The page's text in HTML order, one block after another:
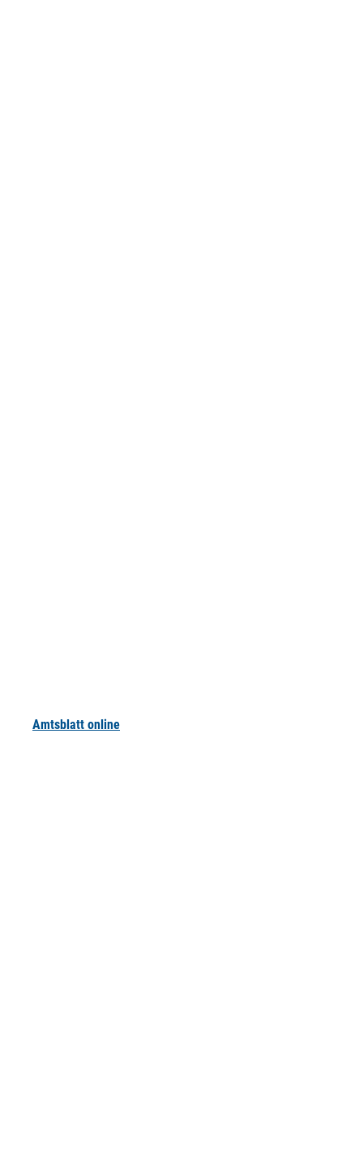
Amtsblatt online